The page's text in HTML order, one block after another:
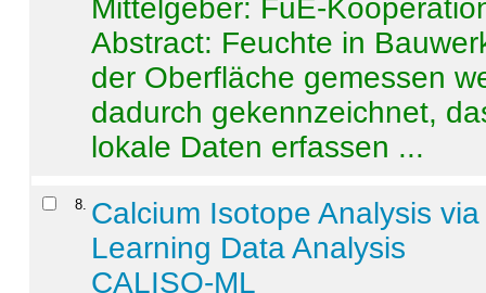
Mittelgeber: FuE-
Abstract: Feuchte in
der Oberfläche gemessen
dadurch gekennzeichnet,
lokale Daten erfassen ...
8 Calcium Isotope Analysis
Learning Data Analysis
CALISO-ML